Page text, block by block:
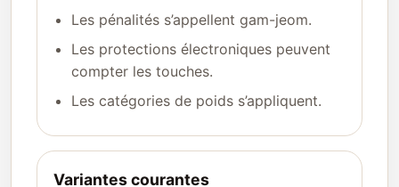
Les pénalités s’appellent gam-jeom.
Les protections électroniques peuvent
compter les touches.
Les catégories de poids s’appliquent.
Variantes courantes